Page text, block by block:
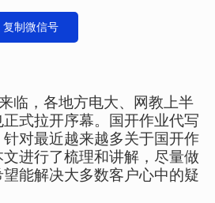
复制微信号
临，各地方电大、网教上半
正式拉开序幕。 国开作业代写
针对最近越来越多关于国开作
文进行了梳理和讲解，尽量做
望能解决大多数客户心中的疑